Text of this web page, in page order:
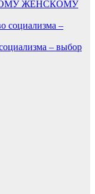
ЖЕНСКОМУ
– выбор